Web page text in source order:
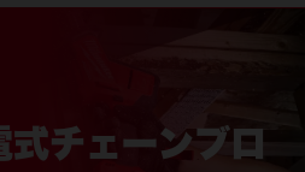
チェーンブロ